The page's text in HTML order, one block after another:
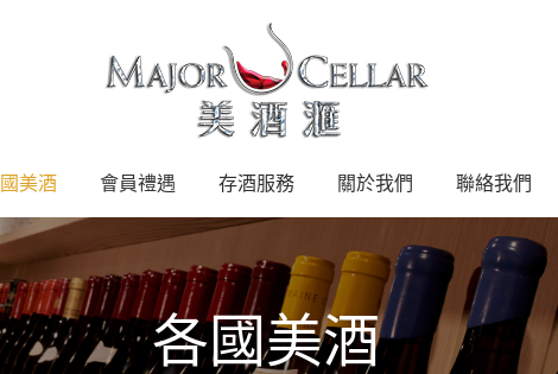
美酒 會員禮遇 存酒服務 關於我們 聯絡我們
各國美酒